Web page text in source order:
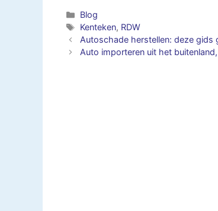
Categorieën
Blog
Tags
Kenteken, RDW
Autoschade herstellen: deze gids
Auto importeren uit het